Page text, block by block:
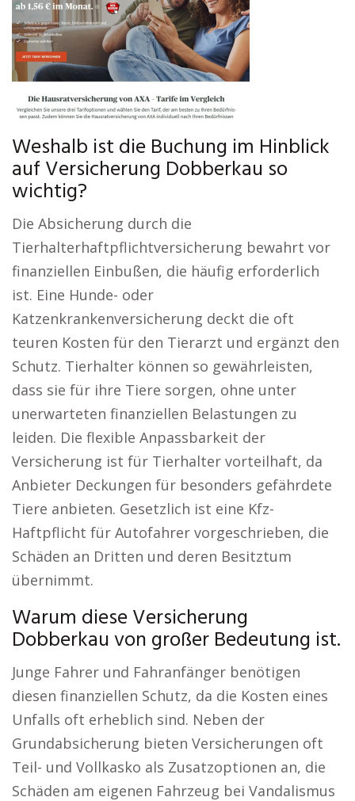
Weshalb ist die Buchung im Hinblick
auf Versicherung Dobberkau so
wichtig?
Die Absicherung durch die
Tierhalterhaftpflichtversicherung bewahrt vor
finanziellen Einbußen, die häufig erforderlich
ist. Eine Hunde- oder
Katzenkrankenversicherung deckt die oft
teuren Kosten für den Tierarzt und ergänzt den
Schutz. Tierhalter können so gewährleisten,
dass sie für ihre Tiere sorgen, ohne unter
unerwarteten finanziellen Belastungen zu
leiden. Die flexible Anpassbarkeit der
Versicherung ist für Tierhalter vorteilhaft, da
Anbieter Deckungen für besonders gefährdete
Tiere anbieten. Gesetzlich ist eine Kfz-
Haftpflicht für Autofahrer vorgeschrieben, die
Schäden an Dritten und deren Besitztum
übernimmt.
Warum diese Versicherung
Dobberkau von großer Bedeutung ist.
Junge Fahrer und Fahranfänger benötigen
diesen finanziellen Schutz, da die Kosten eines
Unfalls oft erheblich sind. Neben der
Grundabsicherung bieten Versicherungen oft
Teil- und Vollkasko als Zusatzoptionen an, die
Schäden am eigenen Fahrzeug bei Vandalismus